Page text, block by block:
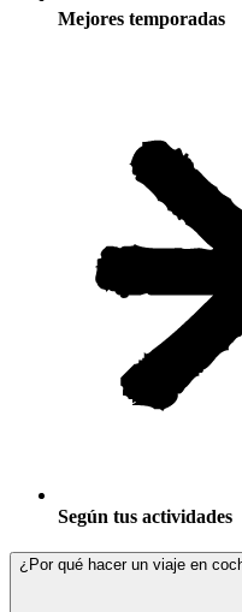
Mejores temporadas
Según tus actividades
¿Por qué hacer un viaje en